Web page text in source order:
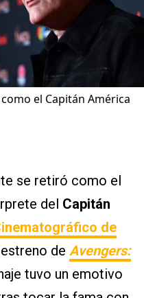
el Capitán América
se retiró como el
del Capitán
de
de Avengers:
tuvo un emotivo